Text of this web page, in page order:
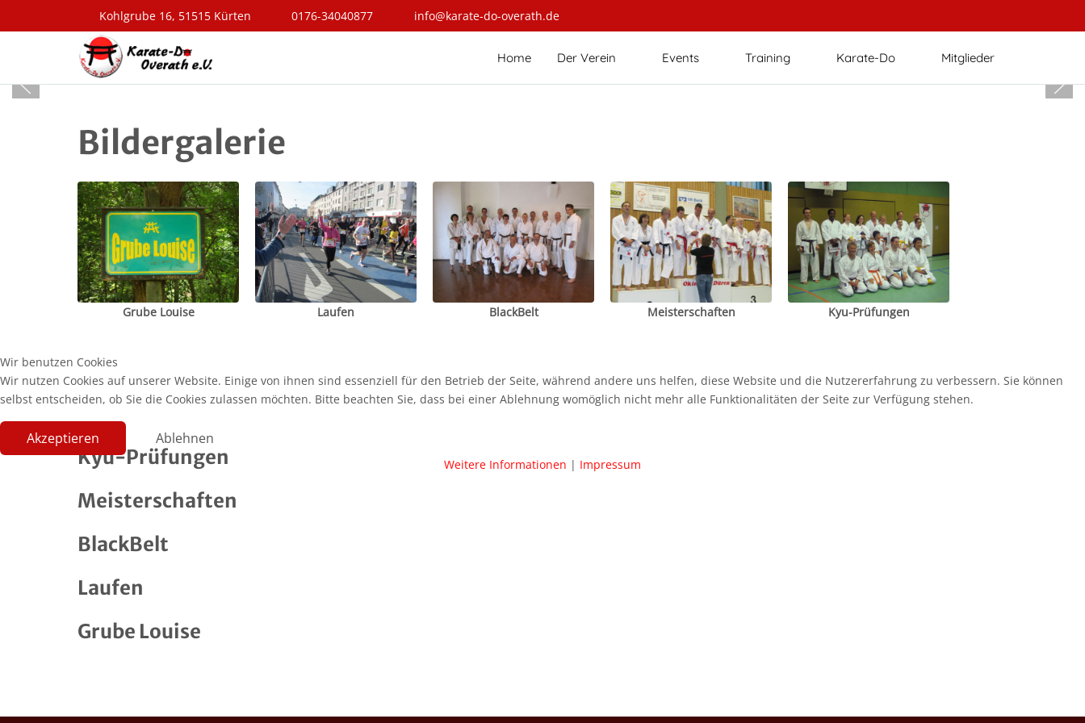
Kohlgrube 16, 51515 Kürten 0176-34040877 info@karate-do-overath.de
Home Der Verein Events Training Karate-Do Mitglieder
Bildergalerie
Grube Louise Laufen BlackBelt Meisterschaften Kyu-Prüfungen
Kyu-Prüfungen
Meisterschaften
BlackBelt
Laufen
Grube Louise
Wir benutzen Cookies
Wir nutzen Cookies auf unserer Website. Einige von ihnen sind essenziell für den Betrieb der Seite, während andere uns helfen, diese Website und die Nutzererfahrung zu verbessern. Sie können
selbst entscheiden, ob Sie die Cookies zulassen möchten. Bitte beachten Sie, dass bei einer Ablehnung womöglich nicht mehr alle Funktionalitäten der Seite zur Verfügung stehen.
Akzeptieren Ablehnen
Weitere Informationen | Impressum